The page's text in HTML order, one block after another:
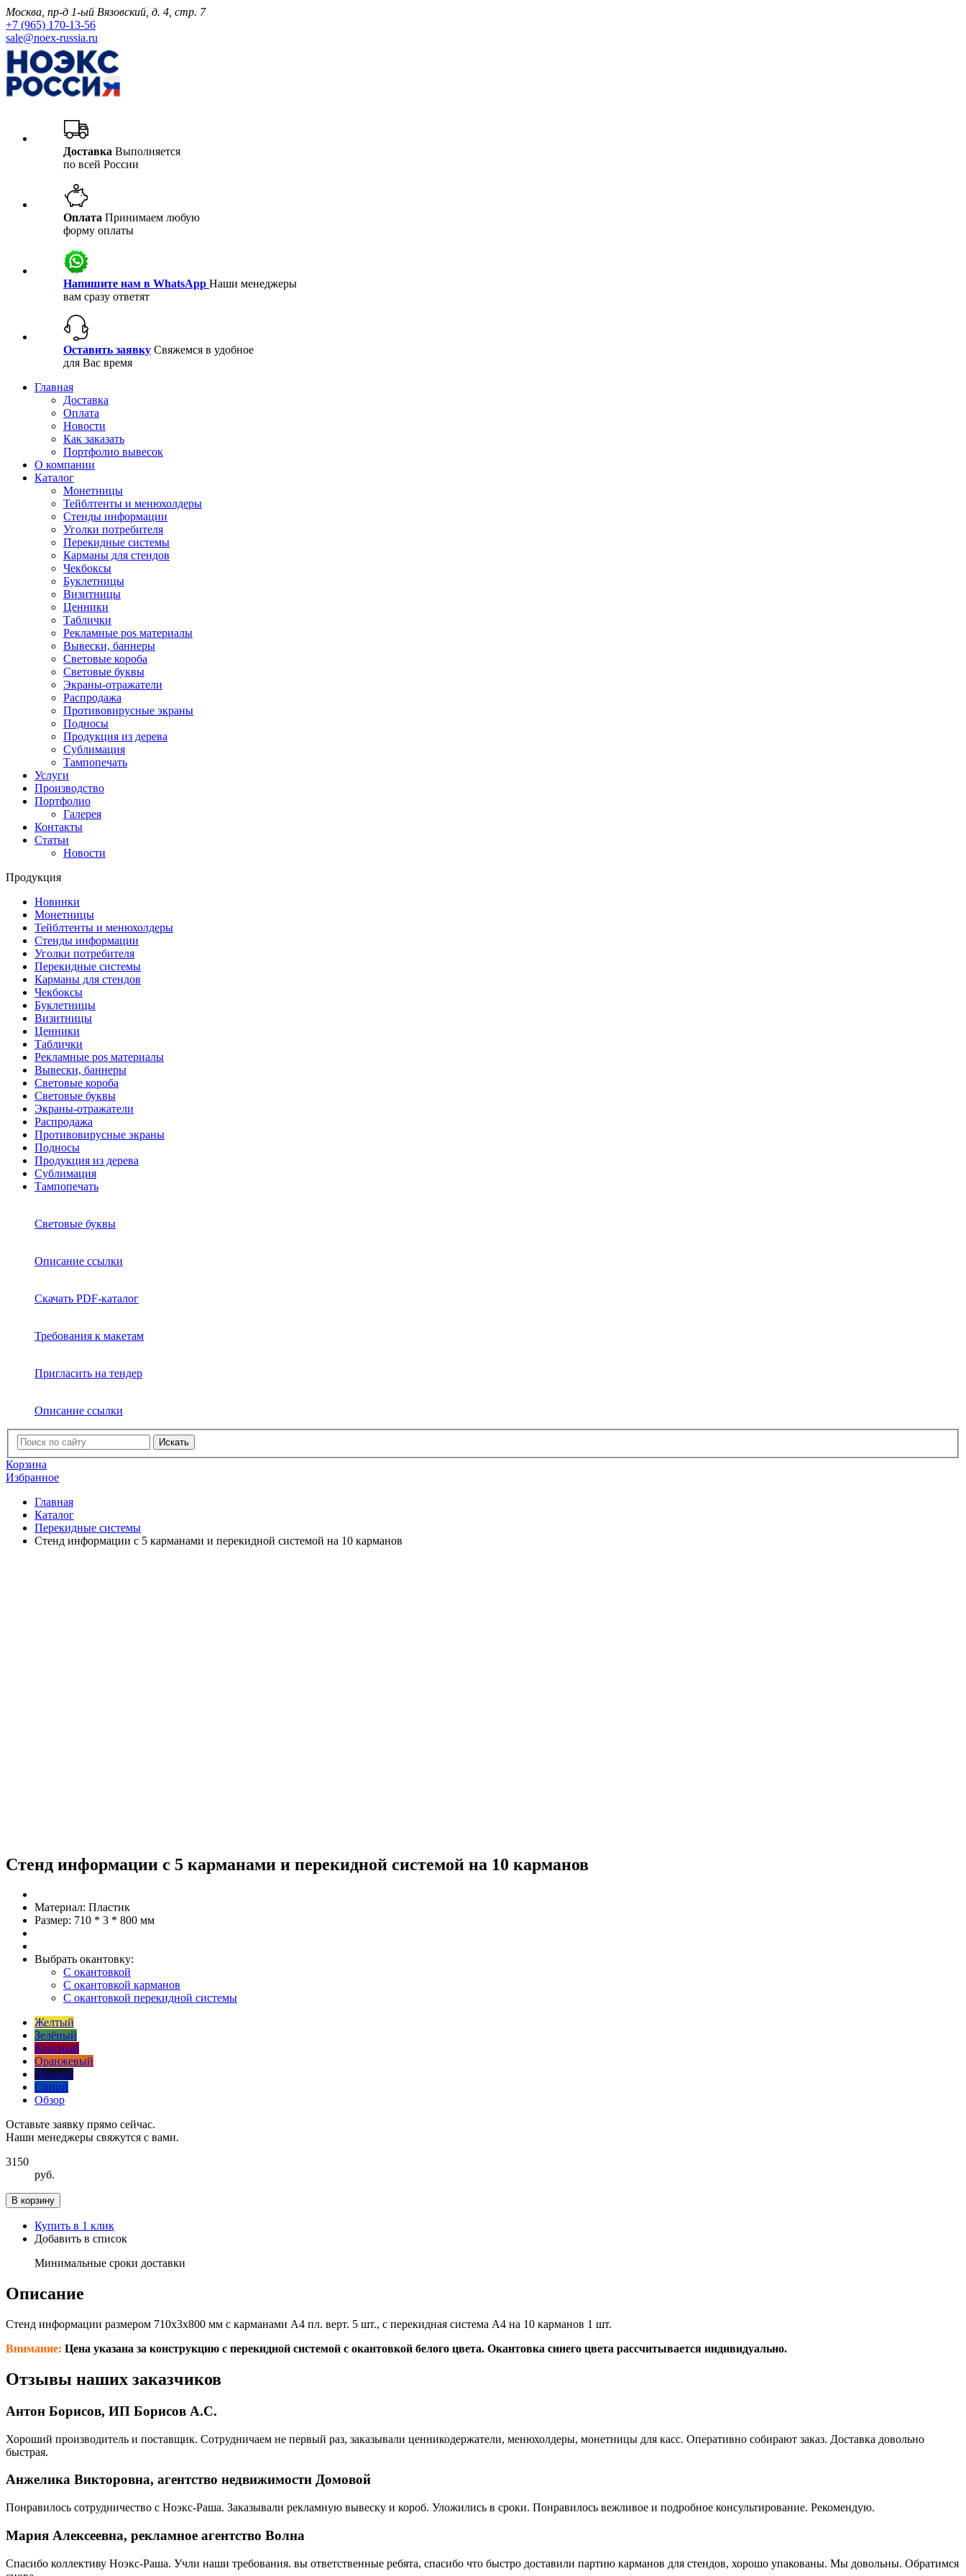
Москва, пр-д 1-ый Вязовский, д. 4, стр. 7
+7 (965) 170-13-56
sale@noex-russia.ru
Доставка Выполняется
по всей России
Оплата Принимаем любую
форму оплаты
Напишите нам в WhatsApp Наши менеджеры
вам сразу ответят
Оставить заявку Свяжемся в удобное
для Вас время
Главная
Доставка
Оплата
Новости
Как заказать
Портфолио вывесок
О компании
Каталог
Монетницы
Тейблтенты и менюхолдеры
Стенды информации
Уголки потребителя
Перекидные системы
Карманы для стендов
Чекбоксы
Буклетницы
Визитницы
Ценники
Таблички
Рекламные pos материалы
Вывески, баннеры
Световые короба
Световые буквы
Экраны-отражатели
Распродажа
Противовирусные экраны
Подносы
Продукция из дерева
Сублимация
Тампопечать
Услуги
Производство
Портфолио
Галерея
Контакты
Статьи
Новости
Продукция
Новинки
Монетницы
Тейблтенты и менюхолдеры
Стенды информации
Уголки потребителя
Перекидные системы
Карманы для стендов
Чекбоксы
Буклетницы
Визитницы
Ценники
Таблички
Рекламные pos материалы
Вывески, баннеры
Световые короба
Световые буквы
Экраны-отражатели
Распродажа
Противовирусные экраны
Подносы
Продукция из дерева
Сублимация
Тампопечать
Световые буквы
Описание ссылки
Скачать PDF-каталог
Требования к макетам
Пригласить на тендер
Описание ссылки
Искать
Корзина
Избранное
Главная
Каталог
Перекидные системы
Стенд информации с 5 карманами и перекидной системой на 10 карманов
Стенд информации с 5 карманами и перекидной системой на 10 карманов
Материал: Пластик
Размер: 710 * 3 * 800 мм
Выбрать окантовку:
С окантовкой
С окантовкой карманов
С окантовкой перекидной системы
Желтый
Зелёный
Красный
Оранжевый
Чёрный
Синий
Обзор
Оставьте заявку прямо сейчас.
Наши менеджеры свяжутся с вами.
3150
руб.
В корзину
Купить в 1 клик
Добавить в список
Минимальные сроки доставки
Описание
Стенд информации размером 710х3х800 мм с карманами А4 пл. верт. 5 шт., с перекидная система А4 на 10 карманов 1 шт.
Внимание: Цена указана за конструкцию с перекидной системой с окантовкой белого цвета. Окантовка синего цвета рассчитывается индивидуально.
Отзывы наших заказчиков
Антон Борисов, ИП Борисов А.С.
Хороший производитель и поставщик. Сотрудничаем не первый раз, заказывали ценникодержатели, менюхолдеры, монетницы для касс. Оперативно собирают заказ. Доставка довольно
быстрая.
Анжелика Викторовна, агентство недвижимости Домовой
Понравилось сотрудничество с Ноэкс-Раша. Заказывали рекламную вывеску и короб. Уложились в сроки. Понравилось вежливое и подробное консультирование. Рекомендую.
Мария Алексеевна, рекламное агентство Волна
Спасибо коллективу Ноэкс-Раша. Учли наши требования. вы ответственные ребята, спасибо что быстро доставили партию карманов для стендов, хорошо упакованы. Мы довольны. Обратимся